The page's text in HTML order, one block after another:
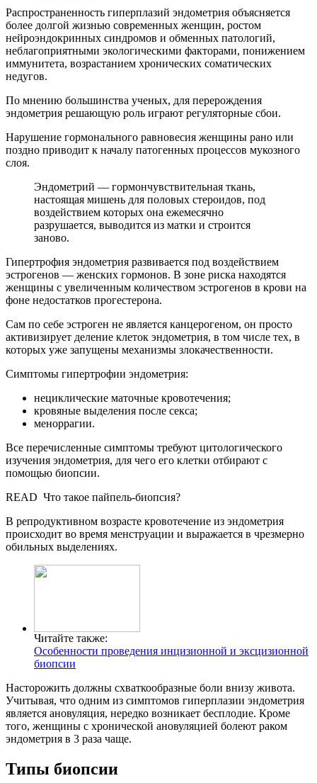
Распространенность гиперплазий эндометрия объясняется
более долгой жизнью современных женщин, ростом
нейроэндокринных синдромов и обменных патологий,
неблагоприятными экологическими факторами, понижением
иммунитета, возрастанием хронических соматических
недугов.
По мнению большинства ученых, для перерождения
эндометрия решающую роль играют регуляторные сбои.
Нарушение гормонального равновесия женщины рано или
поздно приводит к началу патогенных процессов мукозного
слоя.
Эндометрий — гормончувствительная ткань,
настоящая мишень для половых стероидов, под
воздействием которых она ежемесячно
разрушается, выводится из матки и строится
заново.
Гипертрофия эндометрия развивается под воздействием
эстрогенов — женских гормонов. В зоне риска находятся
женщины с увеличенным количеством эстрогенов в крови на
фоне недостатков прогестерона.
Сам по себе эстроген не является канцерогеном, он просто
активизирует деление клеток эндометрия, в том числе тех, в
которых уже запущены механизмы злокачественности.
Симптомы гипертрофии эндометрия:
нециклические маточные кровотечения;
кровяные выделения после секса;
меноррагии.
Все перечисленные симптомы требуют цитологического
изучения эндометрия, для чего его клетки отбирают с
помощью биопсии.
READ Что такое пайпель-биопсия?
В репродуктивном возрасте кровотечение из эндометрия
происходит во время менструации и выражается в чрезмерно
обильных выделениях.
Читайте также:
Особенности проведения инцизионной и эксцизионной
биопсии
Насторожить должны схваткообразные боли внизу живота.
Учитывая, что одним из симптомов гиперплазии эндометрия
является ановуляция, нередко возникает бесплодие. Кроме
того, женщины с хронической ановуляцией болеют раком
эндометрия в 3 раза чаще.
Типы биопсии